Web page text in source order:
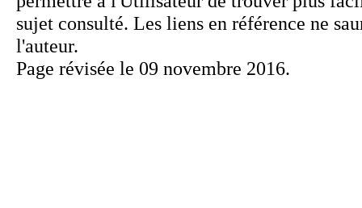
Page révisée le 09 novembre 2016.